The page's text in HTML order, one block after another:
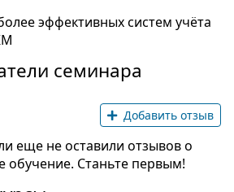
эффективных систем учёта
семинара
Добавить отзыв
еще не оставили отзывов о
обучение. Станьте первым!